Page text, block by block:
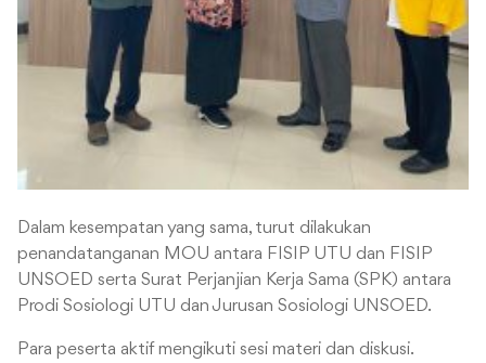
Dalam kesempatan yang sama, turut dilakukan
penandatanganan MOU antara FISIP UTU dan FISIP
UNSOED serta Surat Perjanjian Kerja Sama (SPK) antara
Prodi Sosiologi UTU dan Jurusan Sosiologi UNSOED.
Para peserta aktif mengikuti sesi materi dan diskusi.